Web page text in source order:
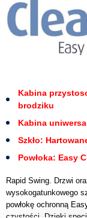
Kabina
brodziku
Kabina
Szkło:
Powłoka: Easy
Rapid Swing. Drzwi
wysokogatunkowego
powłokę ochronną